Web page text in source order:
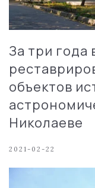
За три года
объектов
Николаеве
2021-02-22